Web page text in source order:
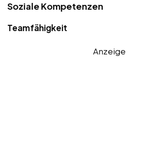
Soziale Kompetenzen
Teamfähigkeit
Anzeige